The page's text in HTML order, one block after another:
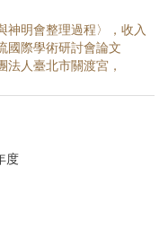
神明會整理過程〉，收入
國際學術研討會論文
人臺北市關渡宮，
度